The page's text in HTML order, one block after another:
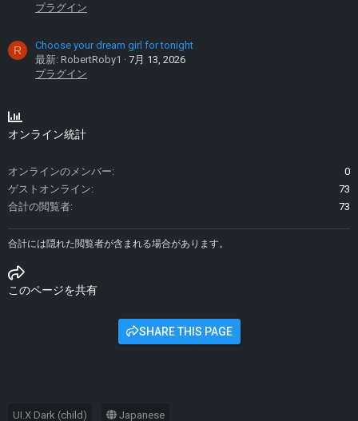
プラグイン
R
Choose your dream girl for tonight
最新: RobertRoby1
7月 13, 2026
プラグイン
オンライン統計
オンラインのメンバー
0
ゲストオンライン
73
合計の閲覧者
73
合計には隠れた閲覧者が含まれる場合があります。
このページを共有
SHARE THIS PAGE
UI.X Dark (child) Japanese